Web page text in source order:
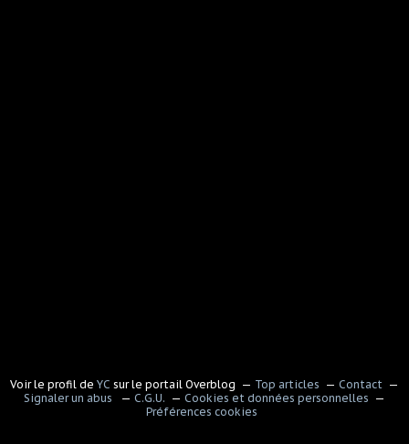
Voir le profil de YC sur le portail Overblog Top articles
Contact
Signaler un abus
C.G.U.
Cookies et données personnelles
Préférences cookies